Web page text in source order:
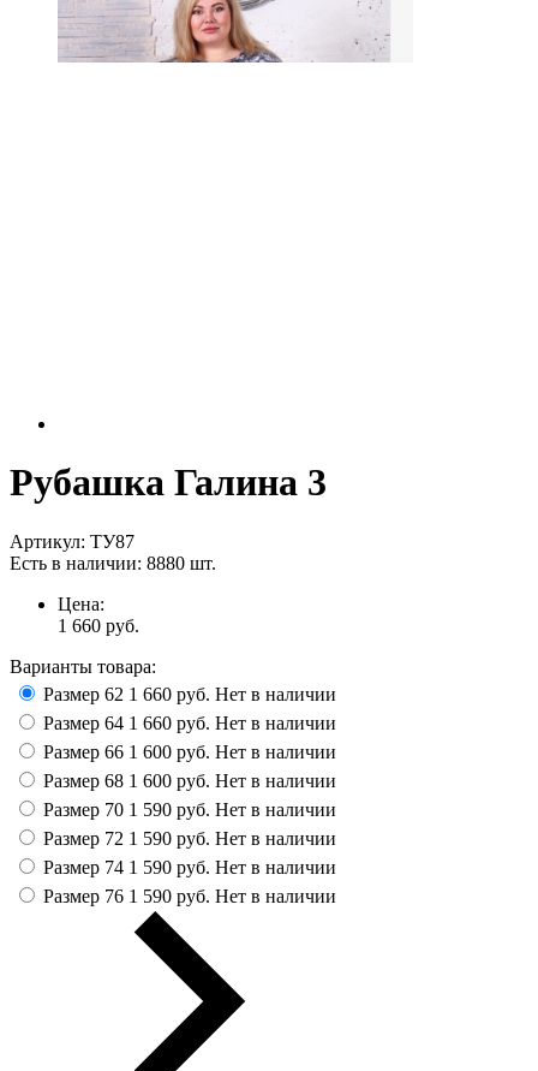
Рубашка Галина 3
Артикул: ТУ87
Есть в наличии: 8880 шт.
Цена:
1 660 руб.
Варианты товара:
Размер 62 1 660 руб. Нет в наличии
Размер 64 1 660 руб. Нет в наличии
Размер 66 1 600 руб. Нет в наличии
Размер 68 1 600 руб. Нет в наличии
Размер 70 1 590 руб. Нет в наличии
Размер 72 1 590 руб. Нет в наличии
Размер 74 1 590 руб. Нет в наличии
Размер 76 1 590 руб. Нет в наличии